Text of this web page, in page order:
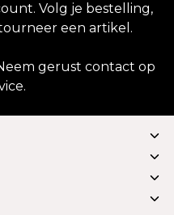
Volg je bestelling,
een artikel.
gerust contact op